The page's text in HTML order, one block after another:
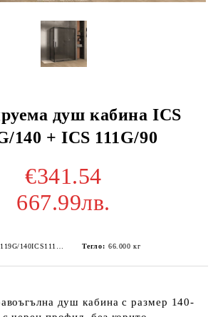
душ кабина ICS
140 + ICS 111G/90
€341.54
667.99лв.
Тегло: 66.000 кг
душ кабина с размер 140-